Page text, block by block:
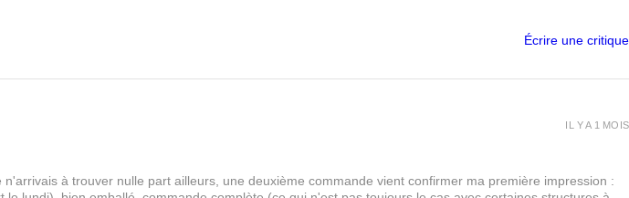
Écrire une critique
à trouver nulle part ailleurs, une deuxième commande vient confirmer ma première impression :
IL Y A 1 MOIS